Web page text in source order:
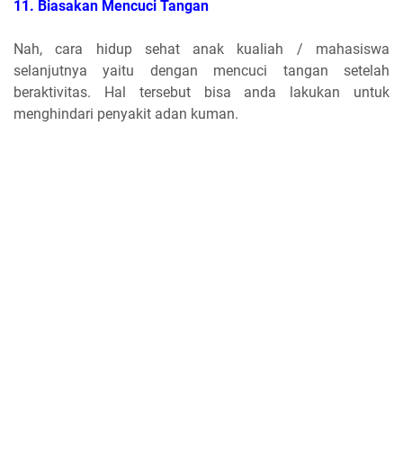
11. Biasakan Mencuci Tangan
Nah, cara hidup sehat anak kualiah / mahasiswa
selanjutnya yaitu dengan mencuci tangan setelah
beraktivitas. Hal tersebut bisa anda lakukan untuk
menghindari penyakit adan kuman.